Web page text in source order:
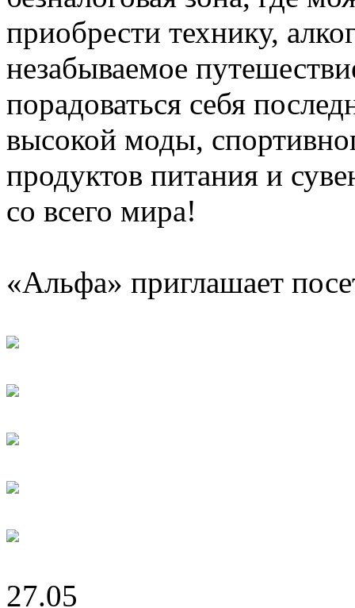
приобрести технику,
незабываемое
порадоваться себя
высокой моды,
продуктов питания и
со всего мира!
«Альфа» приглашает
27.05